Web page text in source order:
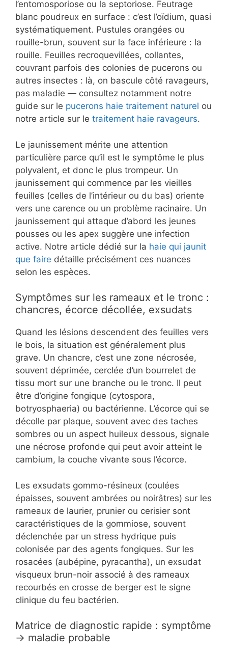
l’entomosporiose ou la septoriose. Feutrage
blanc poudreux en surface : c’est l’oïdium, quasi
systématiquement. Pustules orangées ou
rouille-brun, souvent sur la face inférieure : la
rouille. Feuilles recroquevillées, collantes,
couvrant parfois des colonies de pucerons ou
autres insectes : là, on bascule côté ravageurs,
pas maladie — consultez notamment notre
guide sur le pucerons haie traitement naturel ou
notre article sur le traitement haie ravageurs.
Le jaunissement mérite une attention
particulière parce qu’il est le symptôme le plus
polyvalent, et donc le plus trompeur. Un
jaunissement qui commence par les vieilles
feuilles (celles de l’intérieur ou du bas) oriente
vers une carence ou un problème racinaire. Un
jaunissement qui attaque d’abord les jeunes
pousses ou les apex suggère une infection
active. Notre article dédié sur la haie qui jaunit
que faire détaille précisément ces nuances
selon les espèces.
Symptômes sur les rameaux et le tronc :
chancres, écorce décollée, exsudats
Quand les lésions descendent des feuilles vers
le bois, la situation est généralement plus
grave. Un chancre, c’est une zone nécrosée,
souvent déprimée, cerclée d’un bourrelet de
tissu mort sur une branche ou le tronc. Il peut
être d’origine fongique (cytospora,
botryosphaeria) ou bactérienne. L’écorce qui se
décolle par plaque, souvent avec des taches
sombres ou un aspect huileux dessous, signale
une nécrose profonde qui peut avoir atteint le
cambium, la couche vivante sous l’écorce.
Les exsudats gommo-résineux (coulées
épaisses, souvent ambrées ou noirâtres) sur les
rameaux de laurier, prunier ou cerisier sont
caractéristiques de la gommiose, souvent
déclenchée par un stress hydrique puis
colonisée par des agents fongiques. Sur les
rosacées (aubépine, pyracantha), un exsudat
visqueux brun-noir associé à des rameaux
recourbés en crosse de berger est le signe
clinique du feu bactérien.
Matrice de diagnostic rapide : symptôme
→ maladie probable